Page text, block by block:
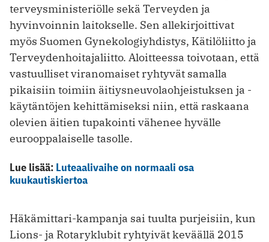
terveysministeriölle sekä Terveyden ja
hyvinvoinnin laitokselle. Sen allekirjoittivat
myös Suomen Gynekologiyhdistys, Kätilöliitto ja
Terveydenhoitajaliitto. Aloitteessa toivotaan, että
vastuulliset viranomaiset ryhtyvät samalla
pikaisiin toimiin äitiysneuvolaohjeistuksen ja -
käytäntöjen kehittämiseksi niin, että raskaana
olevien äitien tupakointi vähenee hyvälle
eurooppalaiselle tasolle.
Lue lisää: Luteaalivaihe on normaali osa
kuukautiskiertoa
Häkämittari-kampanja sai tuulta purjeisiin, kun
Lions- ja Rotaryklubit ryhtyivät keväällä 2015